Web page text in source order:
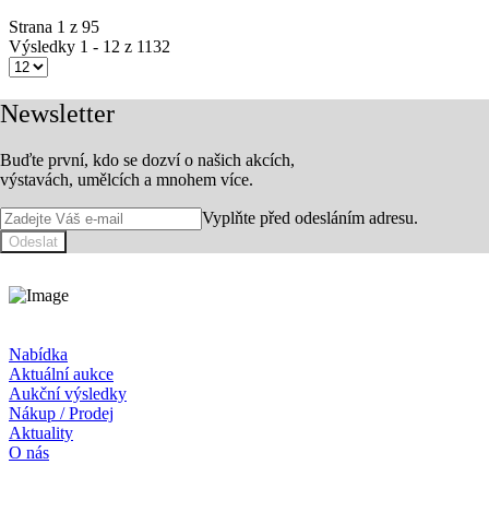
Strana 1 z 95
Výsledky 1 - 12 z 1132
Newsletter
Buďte první, kdo se dozví o našich akcích,
výstavách, umělcích a mnohem více.
Vyplňte před odesláním adresu.
Odeslat
Nabídka
Aktuální aukce
Aukční výsledky
Nákup / Prodej
Aktuality
O nás